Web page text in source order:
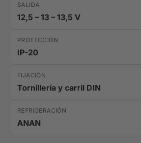
SALIDA
12,5 – 13 – 13,5 V
PROTECCIÓN
IP-20
FIJACIÓN
Tornillería y carril DIN
REFRIGERACIÓN
ANAN